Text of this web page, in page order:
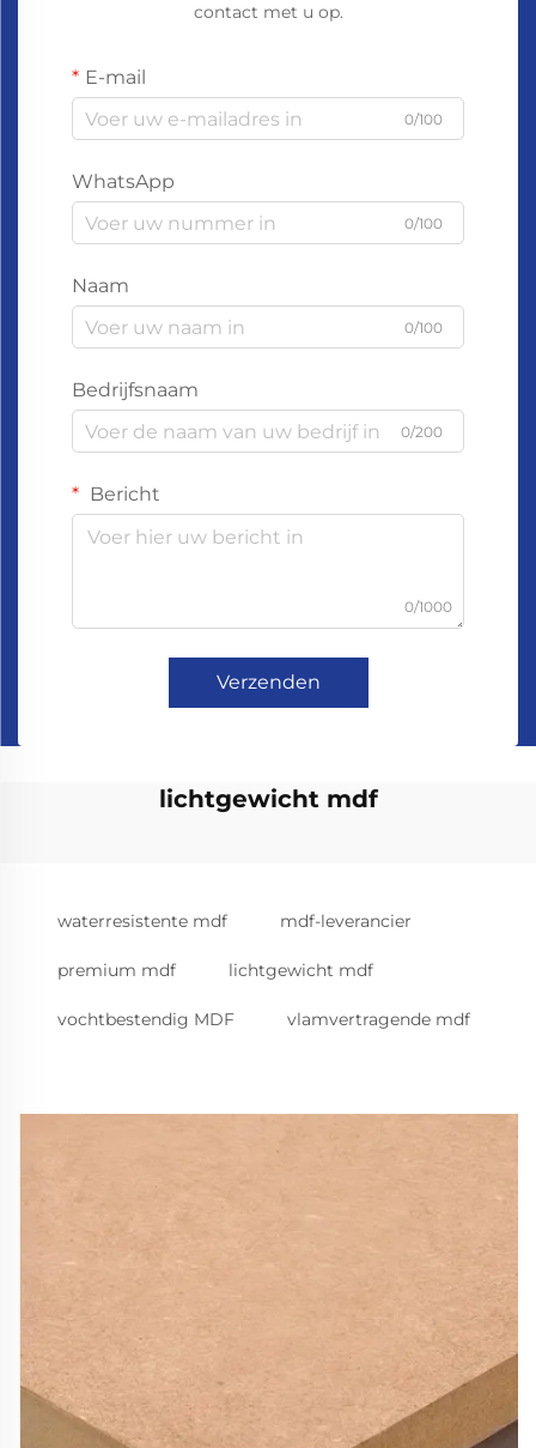
contact met u op.
E-mail
0/100
WhatsApp
0/100
Naam
0/100
Bedrijfsnaam
0/200
Bericht
0/1000
Verzenden
lichtgewicht mdf
waterresistente mdf mdf-leverancier
premium mdf lichtgewicht mdf
vochtbestendig MDF vlamvertragende mdf